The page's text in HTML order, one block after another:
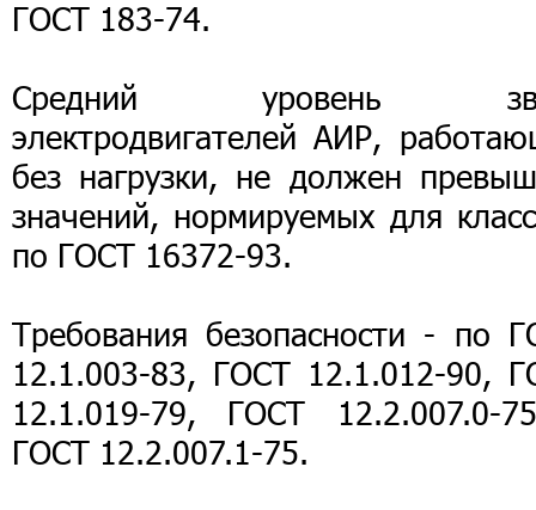
ГОСТ 183-74.
Средний уровень
электродвигателей АИР,
без нагрузки, не должен
значений, нормируемых для
по ГОСТ 16372-93.
Требования безопасности - по
12.1.003-83, ГОСТ 12.1.012-90,
12.1.019-79, ГОСТ 12.2.007.0-
ГОСТ 12.2.007.1-75.